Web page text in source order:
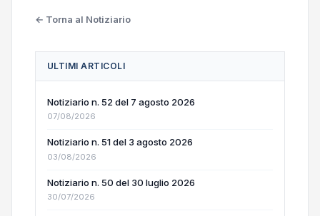
← Torna al Notiziario
ULTIMI ARTICOLI
Notiziario n. 52 del 7 agosto 2026
07/08/2026
Notiziario n. 51 del 3 agosto 2026
03/08/2026
Notiziario n. 50 del 30 luglio 2026
30/07/2026